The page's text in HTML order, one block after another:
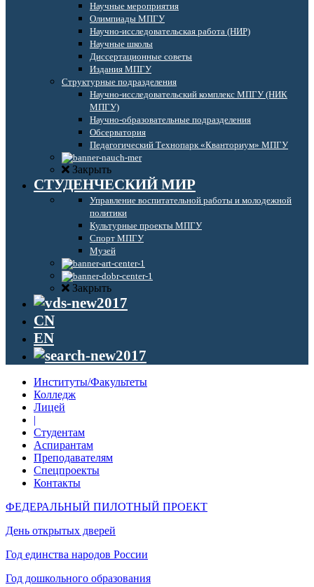
Научные мероприятия
Олимпиады МПГУ
Научно-исследовательская работа (НИР)
Научные школы
Диссертационные советы
Издания МПГУ
Структурные подразделения
Научно-исследовательский комплекс МПГУ (НИК
МПГУ)
Научно-образовательные подразделения
Обсерватория
Педагогический Технопарк «Кванториум» МПГУ
Закрыть
СТУДЕНЧЕСКИЙ МИР
Управление воспитательной работы и молодежной
политики
Культурные проекты МПГУ
Спорт МПГУ
Музей
Закрыть
CN
EN
Институты/Факультеты
Колледж
Лицей
|
Студентам
Аспирантам
Преподавателям
Спецпроекты
Контакты
ФЕДЕРАЛЬНЫЙ ПИЛОТНЫЙ ПРОЕКТ
День открытых дверей
Год единства народов России
Год дошкольного образования